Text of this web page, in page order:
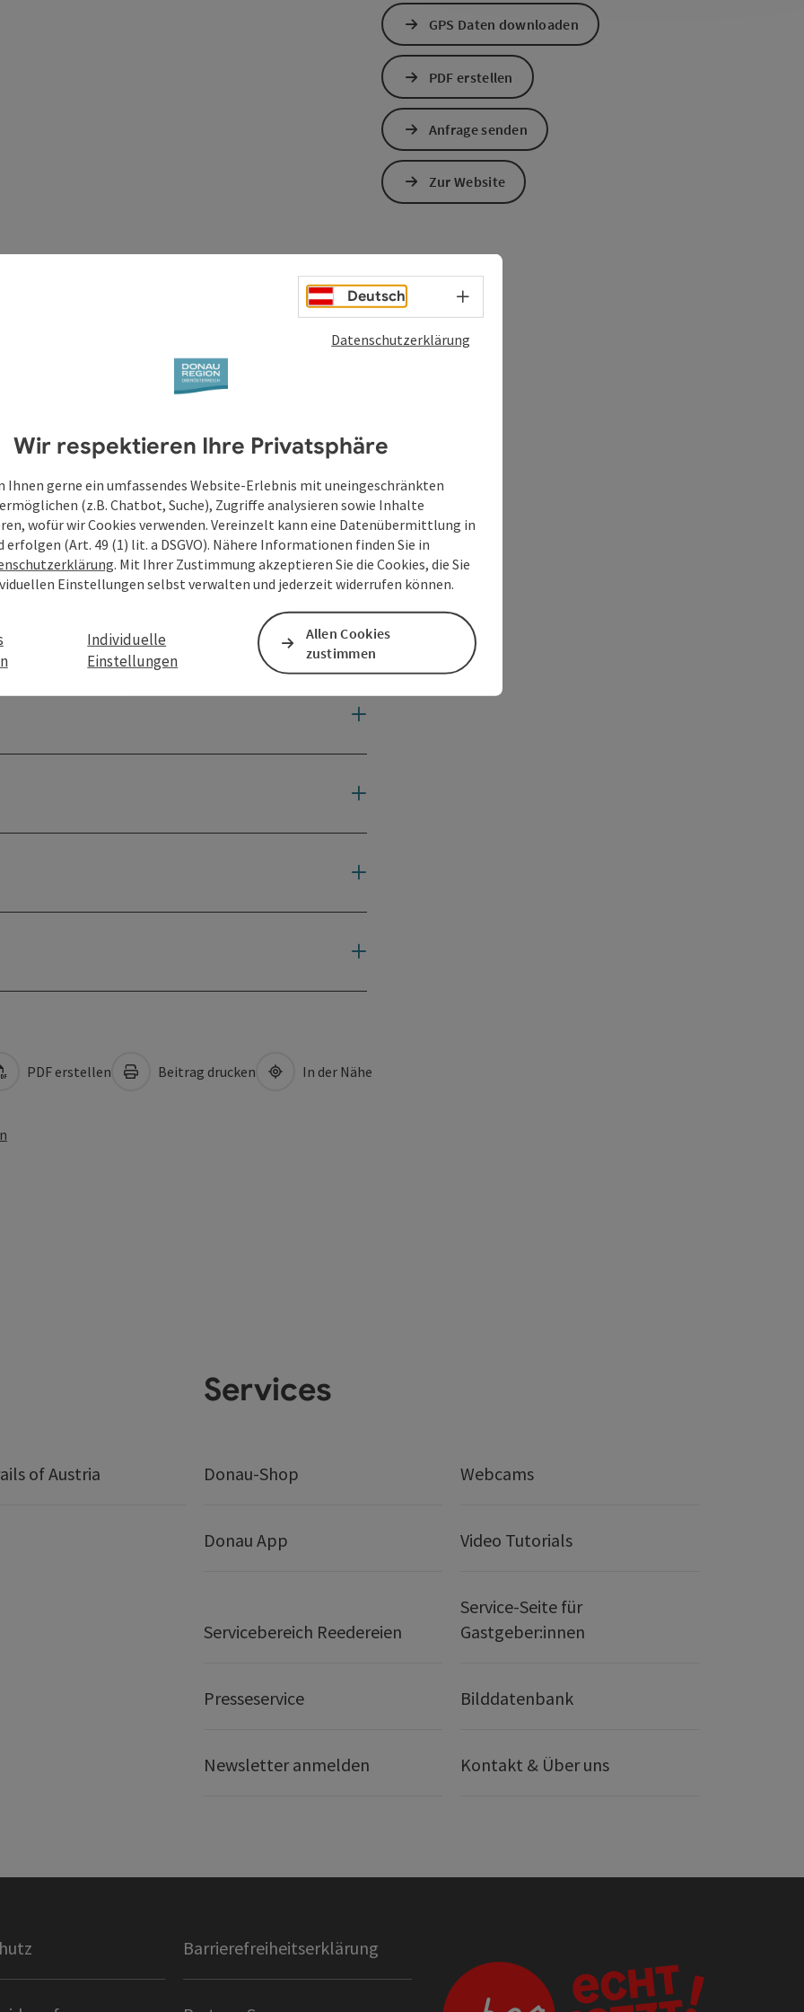
Richtung Osten. Nach 15 Minuten erreicht man die
beim Kraftwerksbau errichtet wurde. Bis hierher ist der
wurden, asphaltiert. Nun geht es auf einer Sandstraße
GPS Daten downloaden
PDF erstellen
Anfrage senden
Zur Website
PDF erstellen Beitrag drucken In der Nähe
of Austria
Services
Donau-Shop Webcams
Donau App Video Tutorials
Servicebereich Reedereien
Service-Seite für
Gastgeber:innen
Presseservice Bilddatenbank
Newsletter anmelden Kontakt & Über uns
Barrierefreiheitserklärung
Deutsch Sprachwahl - Menü öffnen
Datenschutzerklärung
Wir respektieren Ihre Privatsphäre
Ihnen gerne ein umfassendes Website-Erlebnis mit uneingeschränkten
(z.B. Chatbot, Suche), Zugriffe analysieren sowie Inhalte
wofür wir Cookies verwenden. Vereinzelt kann eine Datenübermittlung in
(Art. 49 (1) lit. a DSGVO). Nähere Informationen finden Sie in
. Mit Ihrer Zustimmung akzeptieren Sie die Cookies, die Sie
Einstellungen selbst verwalten und jederzeit widerrufen können.
Individuelle
Einstellungen
Allen Cookies
zustimmen